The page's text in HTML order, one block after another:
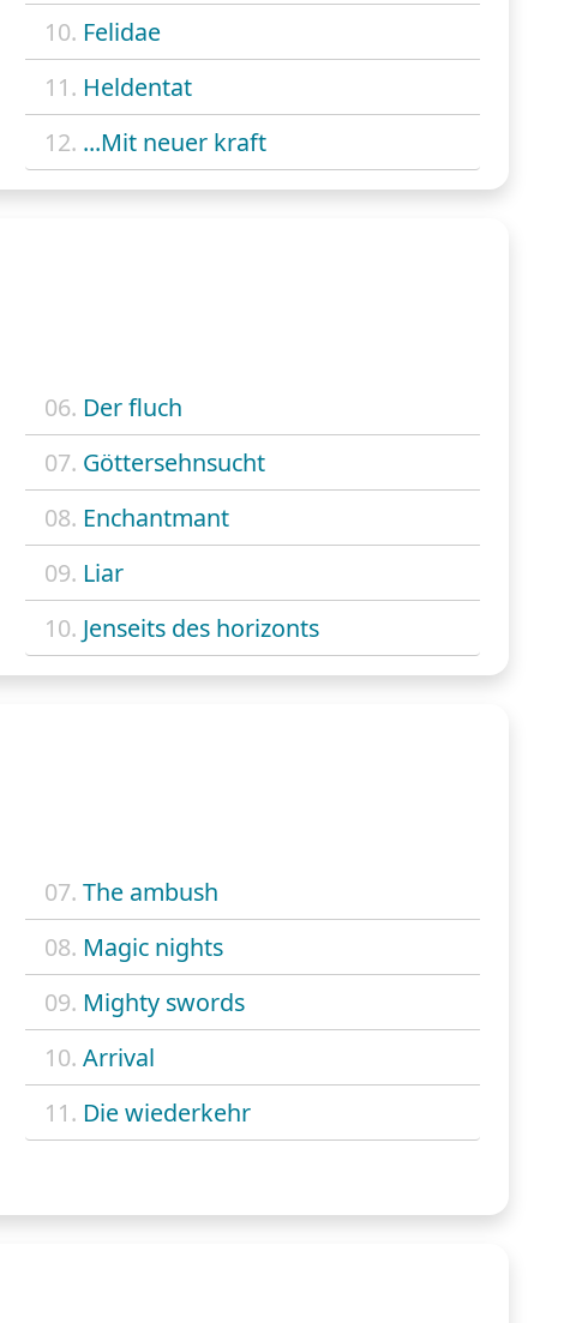
10. Felidae
11. Heldentat
12. ...Mit neuer kraft
06. Der fluch
07. Göttersehnsucht
08. Enchantmant
09. Liar
10. Jenseits des horizonts
07. The ambush
08. Magic nights
09. Mighty swords
10. Arrival
11. Die wiederkehr